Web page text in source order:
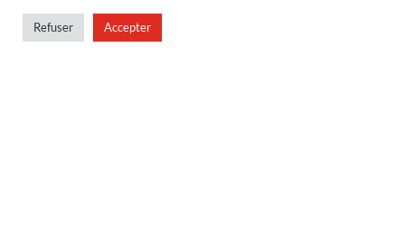
Conditions générales de vente en magasin
Refuser Accepter